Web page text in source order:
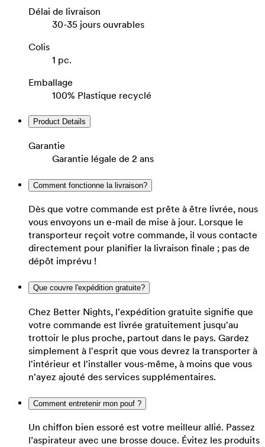
Délai de livraison
30-35 jours ouvrables
Colis
1 pc.
Emballage
100% Plastique recyclé
Product Details
Garantie
Garantie légale de 2 ans
Comment fonctionne la livraison?
Dès que votre commande est prête à être livrée, nous
vous envoyons un e-mail de mise à jour. Lorsque le
transporteur reçoit votre commande, il vous contacte
directement pour planifier la livraison finale ; pas de
dépôt imprévu !
Que couvre l'expédition gratuite?
Chez Better Nights, l'expédition gratuite signifie que
votre commande est livrée gratuitement jusqu'au
trottoir le plus proche, partout dans le pays. Gardez
simplement à l'esprit que vous devrez la transporter à
l'intérieur et l'installer vous-même, à moins que vous
n'ayez ajouté des services supplémentaires.
Comment entretenir mon pouf ?
Un chiffon bien essoré est votre meilleur allié. Passez
l’aspirateur avec une brosse douce. Évitez les produits